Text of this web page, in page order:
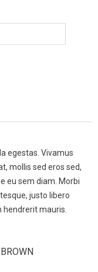
egestas. Vivamus
mollis sed eros sed,
eu sem diam. Morbi
justo libero
mauris.